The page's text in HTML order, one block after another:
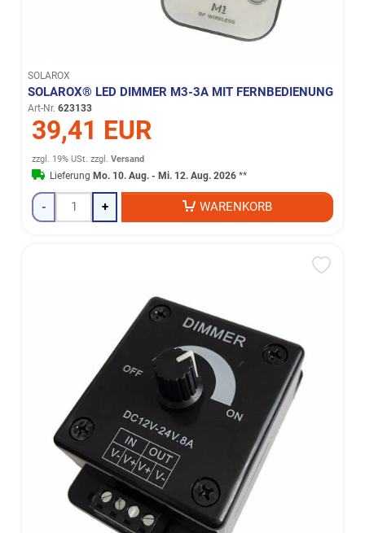
SOLAROX
SOLAROX® LED DIMMER M3-3A MIT FERNBEDIENUNG
Art-Nr. 623133
39,41 EUR
zzgl. 19% USt. zzgl.Versand
Lieferung Mo. 10. Aug. - Mi. 12. Aug. 2026 **
- + WARENKORB